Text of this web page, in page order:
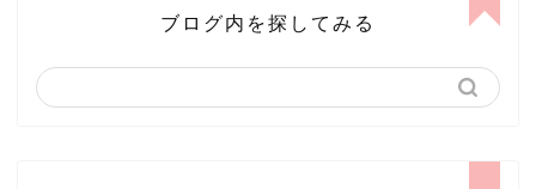
ブログ内を探してみる